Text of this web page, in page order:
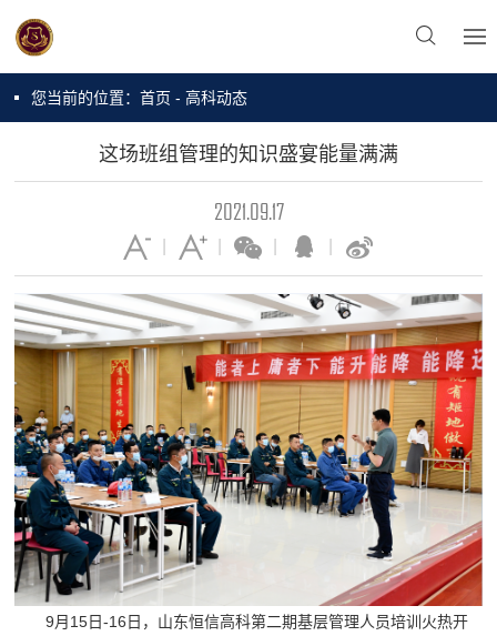
您当前的位置：首页 -高科动态
这场班组管理的知识盛宴能量满满
2021.09.17
9月15日-16日，山东恒信高科第二期基层管理人员培训火热开